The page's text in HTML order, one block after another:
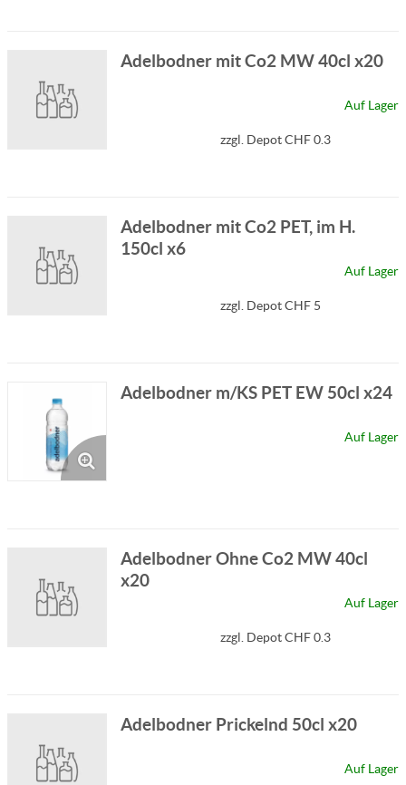
Adelbodner mit Co2 MW 40cl x20
Auf Lager
zzgl. Depot CHF 0.3
Adelbodner mit Co2 PET, im H.
150cl x6
Auf Lager
zzgl. Depot CHF 5
Adelbodner m/KS PET EW 50cl x24
Auf Lager
Adelbodner Ohne Co2 MW 40cl
x20
Auf Lager
zzgl. Depot CHF 0.3
Adelbodner Prickelnd 50cl x20
Auf Lager